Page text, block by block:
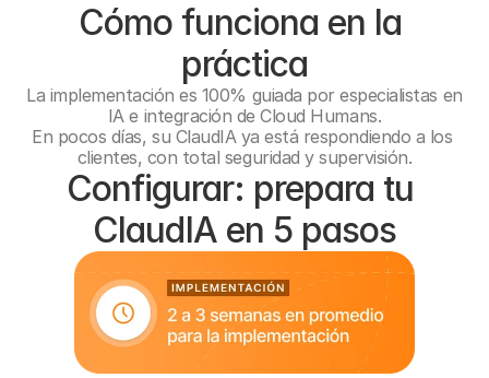
Cómo funciona en la
práctica
La implementación es 100% guiada por especialistas en
IA e integración de Cloud Humans.
En pocos días, su ClaudIA ya está respondiendo a los
clientes, con total seguridad y supervisión.
Configurar: prepara tu
ClaudIA en 5 pasos